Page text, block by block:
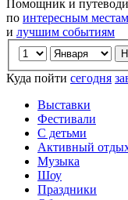
Помощник и
по интересным местам
и лучшим событиям
Куда пойти сегодня
Выставки
Фестивали
С детьми
Активный
Музыка
Шоу
Праздники